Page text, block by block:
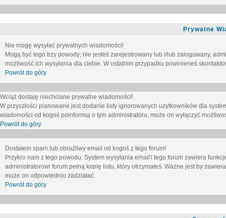
Prywatne
Nie mogę wysyłać prywatnych wiadomości!
Mogą być tego trzy powody; nie jesteś zarejestrowany lub i/lub zalogowany,
możliwość ich wysyłania dla ciebie. W ostatnim przypadku powinieneś
Powrót do góry
Wciąż dostaję niechciane prywatne wiadomości!
W przyszłości planowane jest dodanie listy ignorowanych użytkowników dla
wiadomości od kogoś poinformuj o tym administratora, może on wyłączyć
Powrót do góry
Dostałem spam lub obraźliwy email od kogoś z tego forum!
Przykro nam z tego powodu. System wysyłania email'i tego forum zawiera
administratorowi forum pełną kopię listu, który otrzymałeś. Ważne jest by
może on odpowiednio zadziałać.
Powrót do góry